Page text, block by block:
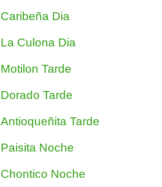
Caribeña Dia
La Culona Dia
Motilon Tarde
Dorado Tarde
Antioqueñita Tarde
Paisita Noche
Chontico Noche